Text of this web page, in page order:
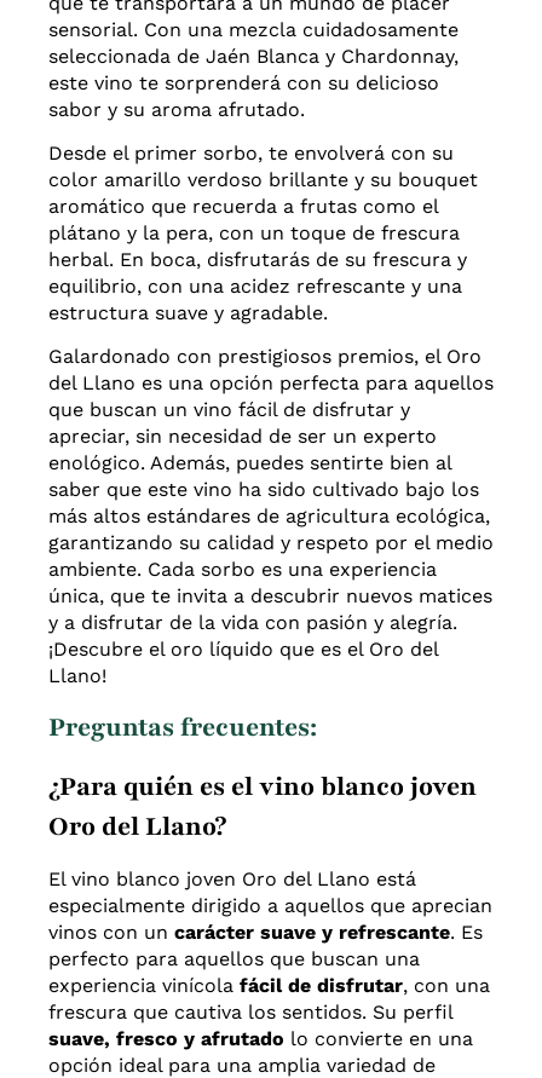
sensorial. Con una mezcla cuidadosamente
seleccionada de Jaén Blanca y Chardonnay,
este vino te sorprenderá con su delicioso
sabor y su aroma afrutado.
Desde el primer sorbo, te envolverá con su
color amarillo verdoso brillante y su bouquet
aromático que recuerda a frutas como el
plátano y la pera, con un toque de frescura
herbal. En boca, disfrutarás de su frescura y
equilibrio, con una acidez refrescante y una
estructura suave y agradable.
Galardonado con prestigiosos premios, el Oro
del Llano es una opción perfecta para aquellos
que buscan un vino fácil de disfrutar y
apreciar, sin necesidad de ser un experto
enológico. Además, puedes sentirte bien al
saber que este vino ha sido cultivado bajo los
más altos estándares de agricultura ecológica,
garantizando su calidad y respeto por el medio
ambiente. Cada sorbo es una experiencia
única, que te invita a descubrir nuevos matices
y a disfrutar de la vida con pasión y alegría.
¡Descubre el oro líquido que es el Oro del
Llano!
Preguntas frecuentes:
¿Para quién es el vino blanco joven
Oro del Llano?
El vino blanco joven Oro del Llano está
especialmente dirigido a aquellos que aprecian
vinos con un carácter suave y refrescante. Es
perfecto para aquellos que buscan una
experiencia vinícola fácil de disfrutar, con una
frescura que cautiva los sentidos. Su perfil
suave, fresco y afrutado lo convierte en una
opción ideal para una amplia variedad de